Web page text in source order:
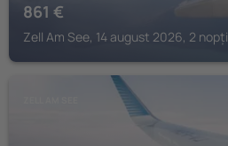
861 €
Zell Am See, 14 august 2026, 2 nopți